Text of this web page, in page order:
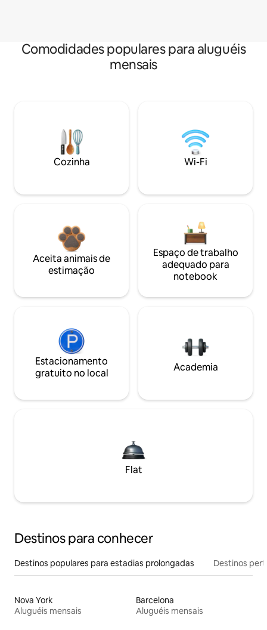
Comodidades populares para aluguéis
mensais
Cozinha Wi-Fi
Aceita animais de
estimação
Espaço de trabalho
adequado para
notebook
Estacionamento
gratuito no local
Academia
Flat
Destinos para conhecer
Destinos populares para estadias prolongadas Destinos
Nova York
Aluguéis mensais
Barcelona
Aluguéis mensais